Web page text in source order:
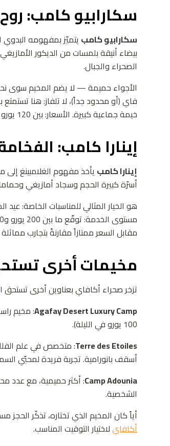
سكارابيو كامب: روح
سكارابيو كامب يتميّز بمفهومه
بيضاء أنيقة بلمسات من الديكور
الصحراء والجبال.
الأجواء حميمة — لا يضم المخيم سوى
فاي (أو محدود جداً)، لا تلفاز: هنا
خيمة جماعية كبيرة. الأسعار: بين 120 يورو و250 يورو في الليلة. اطّلع على
إينارا كامب:
إينارا كامب يأخذ مفهوم الغلامبينغ
أسرّة كبيرة الحجم وسجاد أمازيغي
هو الخيار المثالي للمناسبات الخاصة:
مقابل السعر ممتازاً مقارنةً بتجارب
مخيمات أخرى
تزخر صحراء أكافاي بعناوين أخرى تستحق
Agafay Desert Luxury Camp: مخيم
100 يورو في الليلة).
Terre des Etoiles: متخصص في علم
أسقف بانورامية. تجربة فريدة لمحبّي
Camp Adounia: أكثر حميمية، مع عدد
الشخصية.
أياً كان المخيم الذي تختاره، تذكّر الحجز
أكافايلاختيار التوقيت المناسب.